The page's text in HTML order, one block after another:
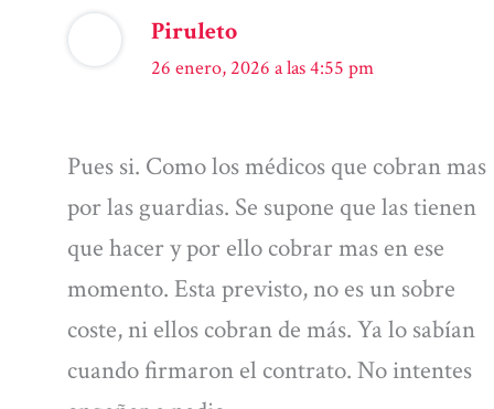
Piruleto
26 enero, 2026 a las 4:55 pm
Pues si. Como los médicos que cobran mas
por las guardias. Se supone que las tienen
que hacer y por ello cobrar mas en ese
momento. Esta previsto, no es un sobre
coste, ni ellos cobran de más. Ya lo sabían
cuando firmaron el contrato. No intentes